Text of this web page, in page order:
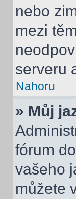
nebo
mezi
serveru
Nahoru
» Můj
fórum
vašeho
můžete